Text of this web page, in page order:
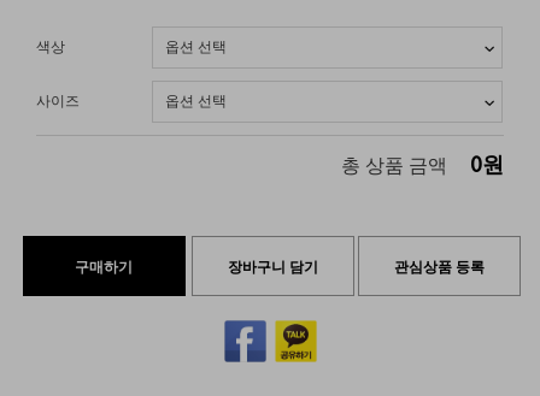
색상
사이즈
총 상품 금액 0원
구매하기 장바구니 담기 관심상품 등록